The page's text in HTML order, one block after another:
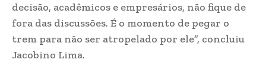
decisão, acadêmicos e empresários, não fique de
fora das discussões. É o momento de pegar o
trem para não ser atropelado por ele”, concluiu
Jacobino Lima.